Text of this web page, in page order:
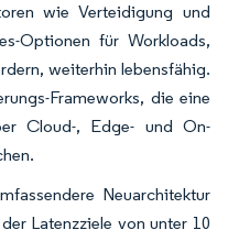
wie Verteidigung und
Optionen für Workloads,
weiterhin lebensfähig.
Frameworks, die eine
Cloud-, Edge- und On-
Neuarchitektur
Latenzziele von unter 10